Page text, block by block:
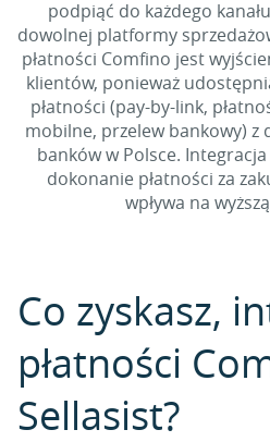
podpiąć do każdego
dowolnej platformy
płatności Comfino jest
klientów, ponieważ
płatności (pay-by-link,
mobilne, przelew bankowy) z
banków w Polsce.
dokonanie płatności za
wpływa na
Co zyskasz,
płatności
Sellasist?